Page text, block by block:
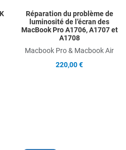
Réparation du problème de
luminosité de l’écran des
MacBook Pro A1706, A1707 et
A1708
Macbook Pro & Macbook Air
220,00 €